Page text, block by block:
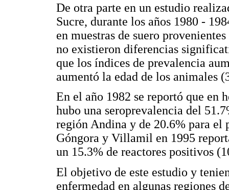
De otra parte en un estudio
Sucre, durante los años 1980 -
en muestras de suero
no existieron diferencias
que los índices de prevalencia
aumentó la edad de los animales
En el año 1982 se reportó que en
hubo una seroprevalencia del
región Andina y de 20.6% para
Góngora y Villamil en 1995
un 15.3% de reactores positivos
El objetivo de este estudio y
enfermedad en algunas regiones